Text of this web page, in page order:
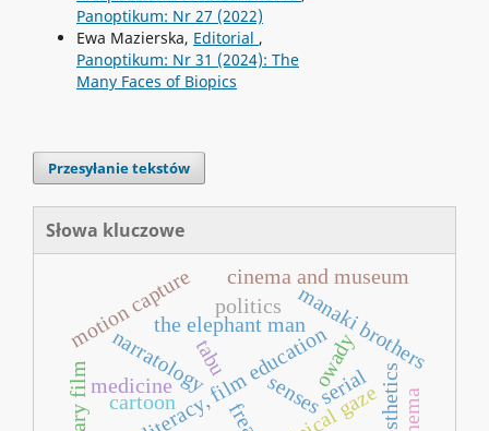
Panoptikum: Nr 27 (2022)
Ewa Mazierska, Editorial ,
Panoptikum: Nr 31 (2024): The
Many Faces of Biopics
Przesyłanie tekstów
Słowa kluczowe
film literacy, film educationmanaki brothers
the elephant man
narratology
aesthetics
cartoon
motion capture
tabu owady
politics
medicine
cinema and museum
sensesserial